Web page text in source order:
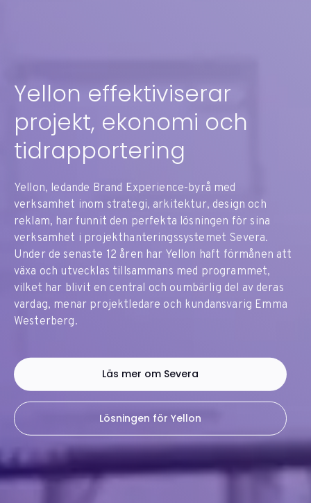
Yellon effektiviserar
projekt, ekonomi och
tidrapportering
Yellon, ledande Brand Experience-byrå med
verksamhet inom strategi, arkitektur, design och
reklam, har funnit den perfekta lösningen för sina
verksamhet i projekthanteringssystemet Severa.
Under de senaste 12 åren har Yellon haft förmånen att
växa och utvecklas tillsammans med programmet,
vilket har blivit en central och oumbärlig del av deras
vardag, menar projektledare och kundansvarig Emma
Westerberg.
Läs mer om Severa
Lösningen för Yellon